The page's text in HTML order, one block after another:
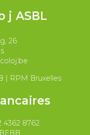
j ASBL
26
| RPM Bruxelles
4362 8762